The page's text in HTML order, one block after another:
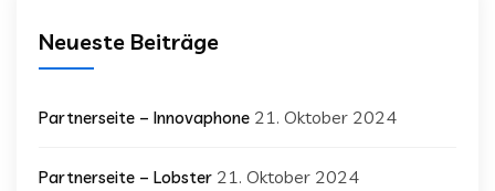
Neueste Beiträge
Partnerseite – Innovaphone 21. Oktober 2024
Partnerseite – Lobster 21. Oktober 2024